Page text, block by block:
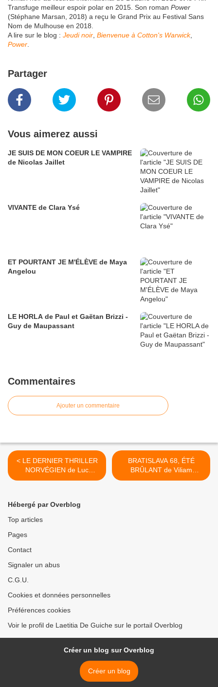
Transfuge meilleur espoir polar en 2015. Son roman Power
(Stéphane Marsan, 2018) a reçu le Grand Prix au Festival Sans
Nom de Mulhouse en 2018.
A lire sur le blog : Jeudi noir Bienvenue à Cotton's Warwick,
Power
Partager
Vous aimerez aussi
JE SUIS DE MON COEUR LE VAMPIRE
de Nicolas Jaillet
VIVANTE de Clara Ysé
ET POURTANT JE M'ÉLÈVE de Maya
Angelou
LE HORLA de Paul et Gaëtan Brizzi -
Guy de Maupassant
Commentaires
Ajouter un commentaire
< LE DERNIER THRILLER
NORVÉGIEN de Luc
Chomarat
BRATISLAVA 68, ÉTÉ
BRÛLANT de Viliam
Klimacek >
Hébergé par Overblog
Top articles
Pages
Contact
Signaler un abus
C.G.U.
Cookies et données personnelles
Préférences cookies
Voir le profil de Laetitia De Guiche sur le portail Overblog
Créer un blog sur Overblog
Créer un blog